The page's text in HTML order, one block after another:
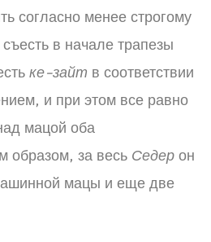
согласно менее строгому
в начале трапезы
ке-зайт в соответствии
и при этом все равно
мацой оба
образом, за весь Седер он
мацы и еще две